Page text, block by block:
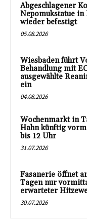
Abgeschlagener
Nepomukstatue in
wieder befestigt
05.08.2026
Wiesbaden führt
Behandlung mit
ausgewählte
ein
04.08.2026
Wochenmarkt in
Hahn künftig
bis 12 Uhr
31.07.2026
Fasanerie öffnet
Tagen nur
erwarteter
30.07.2026